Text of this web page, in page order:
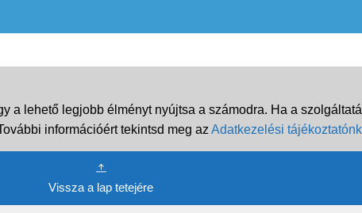
a lehető legjobb élményt nyújtsa a számodra. Ha a
információért tekintsd meg az Adatkezelési
Vissza a lap tetejére